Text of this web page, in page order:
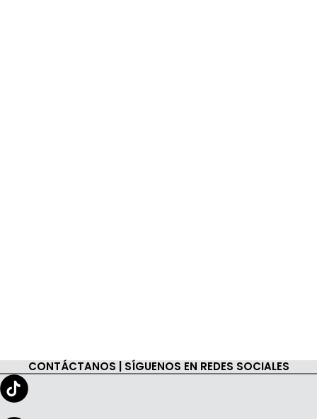
CONTÁCTANOS | SÍGUENOS EN REDES SOCIALES